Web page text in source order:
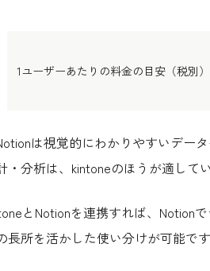
1ユーザーあたりの料金の目安（税別）
は視覚的にわかりやすいデー
・分析は、kintoneのほうが適してい
とNotionを連携すれば、Notion
長所を活かした使い分けが可能です